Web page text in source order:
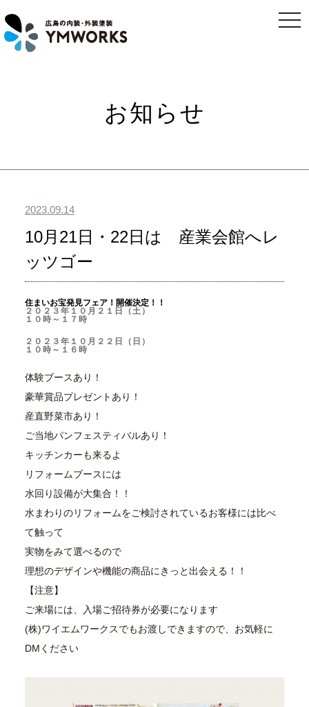
お知らせ
2023.09.14
10月21日・22日は 産業会館へレ
ッツゴー
住まいお宝発見フェア！開催決定！！
２０２３年１０月２１日（土）
１０時～１７時
２０２３年１０月２２日（日）
１０時～１６時
体験ブースあり！
豪華賞品プレゼントあり！
産直野菜市あり！
ご当地パンフェスティバルあり！
キッチンカーも来るよ
リフォームブースには
水回り設備が大集合！！
水まわりのリフォームをご検討されているお客様には比べ
て触って
実物をみて選べるので
理想のデザインや機能の商品にきっと出会える！！
【注意】
ご来場には、入場ご招待券が必要になります
(株)ワイエムワークスでもお渡しできますので、お気軽に
DMください